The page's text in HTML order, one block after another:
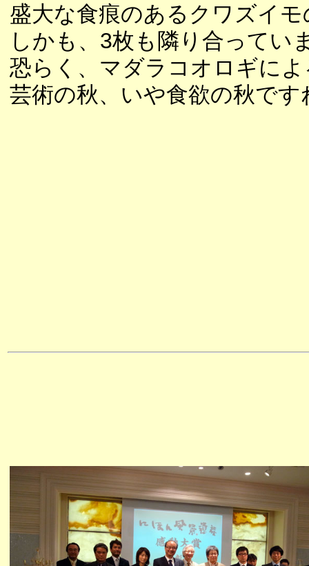
盛大な食痕のあるクワズイ
しかも、3枚も隣り合ってい
恐らく、マダラコオロギに
芸術の秋、いや食欲の秋です